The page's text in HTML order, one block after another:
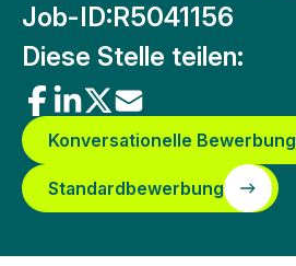
Job-ID:R5041156
Diese Stelle teilen:
Konversationelle Bewerbung
Standardbewerbung